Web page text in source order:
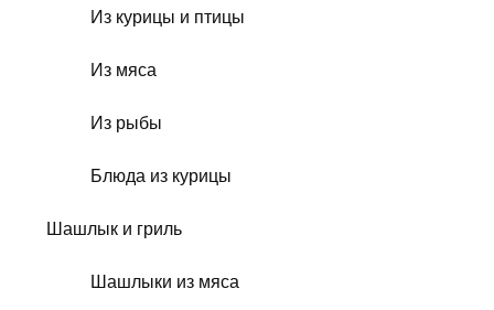
Из курицы и птицы
Из мяса
Из рыбы
Блюда из курицы
Шашлык и гриль
Шашлыки из мяса